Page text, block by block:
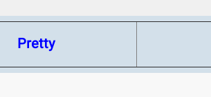
Pretty